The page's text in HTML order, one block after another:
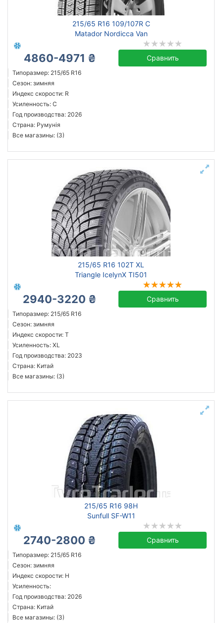
215/65 R16 109/107R C
Matador Nordicca Van
4860-4971 ₴ Сравнить
Типоразмер: 215/65 R16
Сезон: зимняя
Индекс скорости: R
Усиленность: C
Год производства: 2026
Страна: Румунія
Все магазины: (3)
215/65 R16 102T XL
Triangle IcelynX TI501
2940-3220 ₴ Сравнить
Типоразмер: 215/65 R16
Сезон: зимняя
Индекс скорости: T
Усиленность: XL
Год производства: 2023
Страна: Китай
Все магазины: (3)
215/65 R16 98H
Sunfull SF-W11
2740-2800 ₴ Сравнить
Типоразмер: 215/65 R16
Сезон: зимняя
Индекс скорости: H
Усиленность:
Год производства: 2026
Страна: Китай
Все магазины: (3)